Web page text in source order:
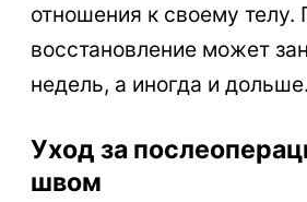
отношения к своему телу.
восстановление может
недель, а иногда и дольше.
Уход за
швом